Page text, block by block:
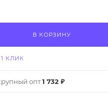
В КОРЗИНУ
КЛИК
опт1 732 ₽